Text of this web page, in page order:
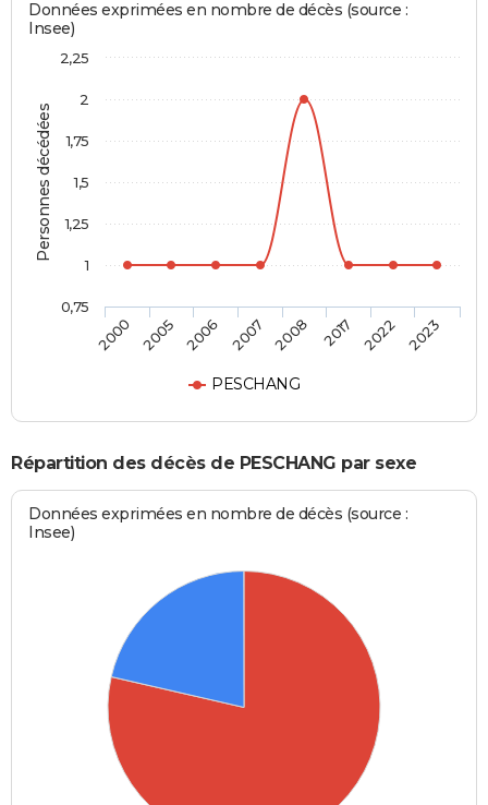
Personnes décédées
Données exprimées en nombre de décès (source :
Insee)
PESCHANG
2000 2005 2006 2007 2008 2017 2022 2023
0,75
1
1,25
1,5
1,75
2
2,25
Répartition des décès de PESCHANG par sexe
Données exprimées en nombre de décès (source :
Insee)